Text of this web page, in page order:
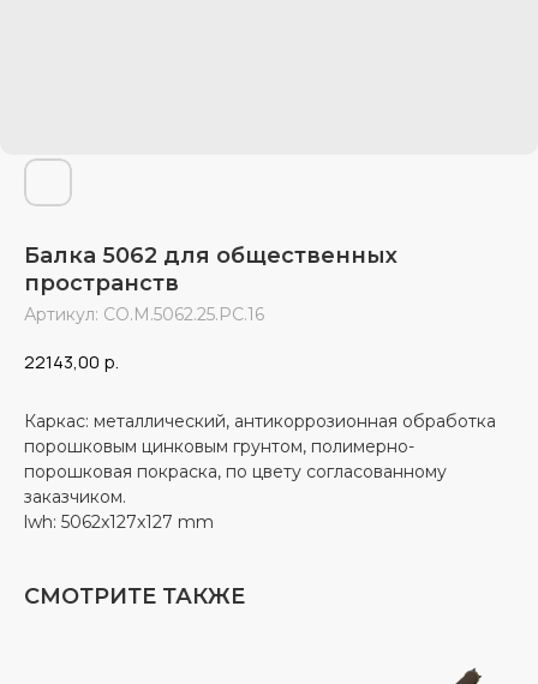
Балка 5062 для общественных
пространств
Артикул: СО.М.5062.25.РС.16
22143,00 р.
Каркас: металлический, антикоррозионная обработка
порошковым цинковым грунтом, полимерно-
порошковая покраска, по цвету согласованному
заказчиком.
lwh: 5062x127x127 mm
СМОТРИТЕ ТАКЖЕ